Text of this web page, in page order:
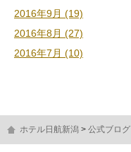
2016年9月 (19)
2016年8月 (27)
2016年7月 (10)
ホテル日航新潟 公式ブログ